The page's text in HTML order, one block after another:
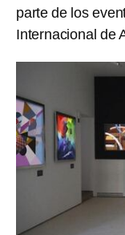
parte de los
Internacional de